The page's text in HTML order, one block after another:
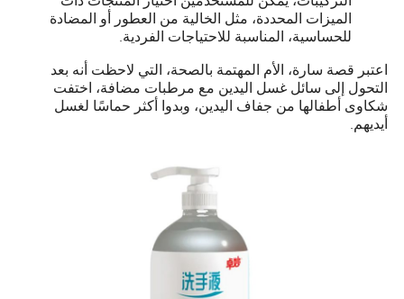
الميزات المحددة، مثل الخالية من العطور أو المضادة
للحساسية، المناسبة للاحتياجات الفردية.
اعتبر قصة سارة، الأم المهتمة بالصحة، التي لاحظت أنه بعد
التحول إلى سائل غسل اليدين مع مرطبات مضافة، اختفت
شكاوى أطفالها من جفاف اليدين، وبدوا أكثر حماسًا لغسل
أيديهم.